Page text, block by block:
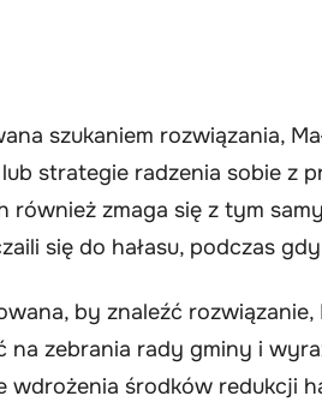
szukaniem rozwiązania,
strategie radzenia sobie z
również zmaga się z tym
się do hałasu, podczas
by znaleźć rozwiązanie,
na zebrania rady gminy i
wdrożenia środków redukcji